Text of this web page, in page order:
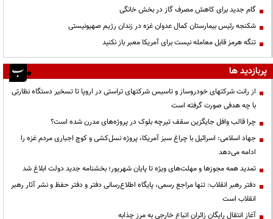
گام جدید برای کاهش مصرف گاز در بخش خانگی
شکنجه رئیس بیمارستان کمال عدوان غزه در زندان رژیم صهیونیستی
تنگه هرمز قابل معامله نیست برای آمریکا معبر باز نکنید
پربازدید ها
از رانت‌ شرکتهای خودروساز و تاسیس شرکتهای تراستی در اروپا تا تسخیر دستگاه نظارتی
با چه هدفی صورت گرفته است
چرا قالب وافل جایگزین سقف تیرچه بلوک در پروژه‌های مدرن شده است؟
جهاد اسلامی: اسرائیل با چراغ سبز آمریکا، پروژه نسل‌کشی و کوچ اجباری مردم غزه را
ادامه می‌دهد
تمدید همه مجوزها و مهلت‌های ویژه تا پایان شهریور؛ بخشنامه جدید دولت ابلاغ شد
دفتر رهبر انقلاب: تنها مراجع رسمی، پایگاه اطلاع‌رسانی دفتر و دفتر حفظ و نشر آثار رهبر
انقلاب است
آغاز انتقال رایگان زائران اتباع خارجی به مرز چذابه